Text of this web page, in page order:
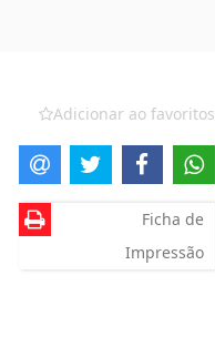
Adicionar ao favoritos
Ficha de
Impressão